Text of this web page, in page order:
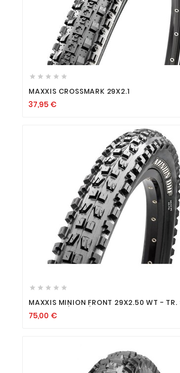

    
MAXXIS CROSSMARK 29X2.1
37,95 €
 
    
MAXXIS MINION FRONT 29X2.50 WT - TR.
3C TERRA / EXO / TUBELESS READY
75,00 €